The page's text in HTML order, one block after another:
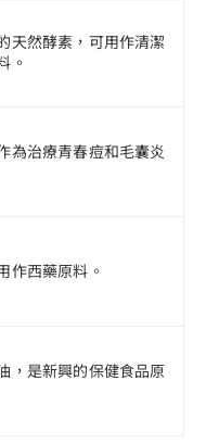
天然酵素，可用作清潔
。
為治療青春痘和毛囊炎
作西藥原料。
，是新興的保健食品原